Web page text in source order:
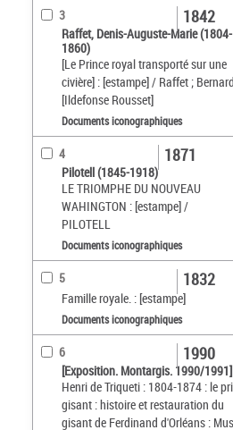
3
Raffet, Denis-Auguste-Marie (1804-
1860)
[Le Prince royal transporté sur une
civière] : [estampe] / Raffet ; Bernard
[Ildefonse Rousset]
1842
Documents iconographiques
4
Pilotell (1845-1918)
LE TRIOMPHE DU NOUVEAU
WAHINGTON : [estampe] /
PILOTELL
1871
Documents iconographiques
5
Famille royale. : [estampe]
1832
Documents iconographiques
6
[Exposition. Montargis. 1990/1991]
Henri de Triqueti : 1804-1874 : le
gisant : histoire et restauration du
gisant de Ferdinand d'Orléans :
1990